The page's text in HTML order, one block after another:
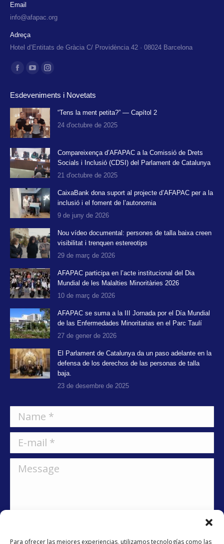
Para ofrecer las mejores experiencias, utilizamos tecnologías como las
Email
info@afapac.org
Adreça
Hotel d’Entitats de Gràcia C/ Providència 42 · 08024 Barcelona
Find us on:
Facebook
opens
in
new
window
YouTube
opens
in
new
window
Instagram
opens
in
new
window
Esdeveniments i Novetats
“Tens la ment petita?” — Capítol 2
24 d'octubre de 2025
Compareixença d’AFAPAC a la Comissió de Drets
Socials i Inclusió (CDSI) del Parlament de Catalunya
21 d'octubre de 2025
CaixaBank dona suport al projecte d’AFAPAC per a la
inclusió i el foment de l’autonomia
9 de juny de 2026
Nou vídeo documental: persones de talla baixa creen
visibilitat i trenquen estereotips
29 de març de 2026
AFAPAC participa en l’acte institucional del Dia
Mundial de les Malalties Minoritàries 2026
10 de març de 2026
AFAPAC se suma a la III Jornada por el Día Mundial
de las Enfermedades Minoritarias en el Parc Taulí
27 de gener de 2026
El Parlament de Catalunya da un paso adelante en la
defensa de los derechos de las personas de talla
baja.
23 de desembre de 2025